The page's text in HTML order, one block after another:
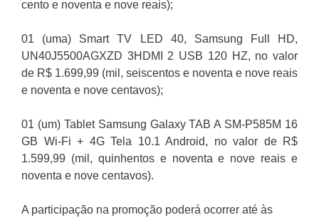
cento e noventa e nove reais);
01 (uma) Smart TV LED 40, Samsung Full HD,
UN40J5500AGXZD 3HDMI 2 USB 120 HZ, no valor
de R$ 1.699,99 (mil, seiscentos e noventa e nove reais
e noventa e nove centavos);
01 (um) Tablet Samsung Galaxy TAB A SM-P585M 16
GB Wi-Fi + 4G Tela 10.1 Android, no valor de R$
1.599,99 (mil, quinhentos e noventa e nove reais e
noventa e nove centavos).
A participação na promoção poderá ocorrer até às